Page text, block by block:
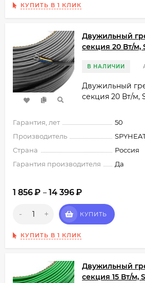
КУПИТЬ В 1 КЛИК
Двужильный
секция 20 Вт/м,
В НАЛИЧИИ
Двужильный
секция 20 Вт/м,
Гарантия, лет
50
Производитель
Страна
Россия
Гарантия производителя
Да
1 856₽ – 14 396₽
- + КУПИТЬ
КУПИТЬ В 1 КЛИК
Двужильный
секция 15 Вт/м,